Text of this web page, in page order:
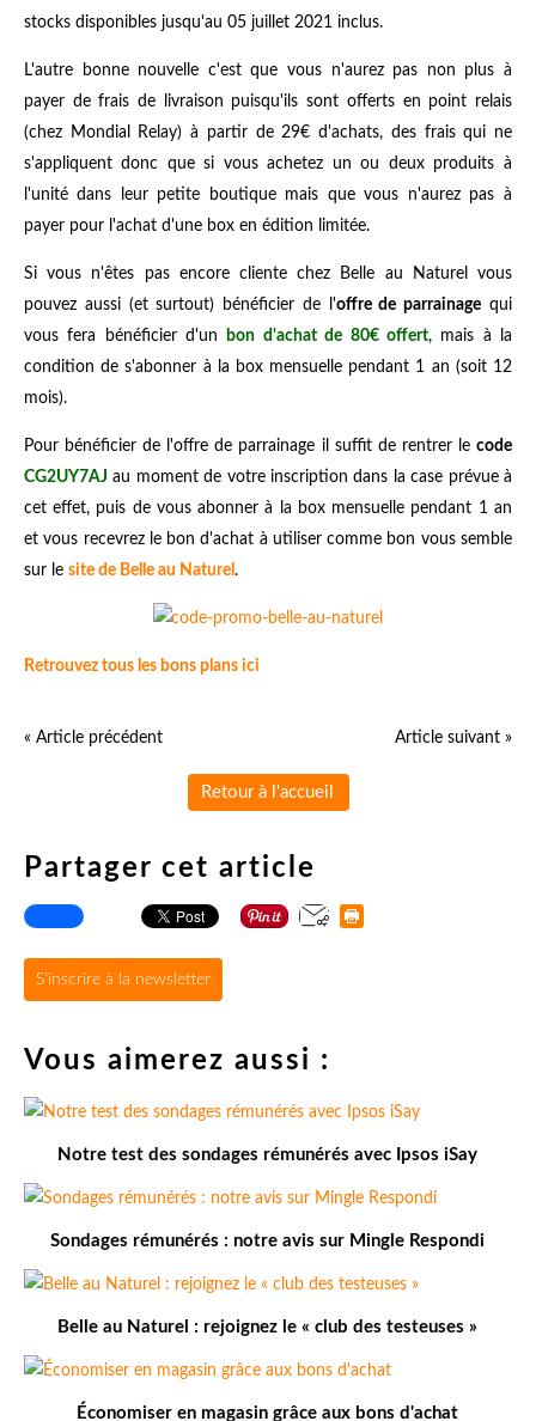
stocks disponibles jusqu'au 05 juillet 2021 inclus.
L'autre bonne nouvelle c'est que vous n'aurez pas non plus à
payer de frais de livraison puisqu'ils sont offerts en point relais
(chez Mondial Relay) à partir de 29€ d'achats, des frais qui ne
s'appliquent donc que si vous achetez un ou deux produits à
l'unité dans leur petite boutique mais que vous n'aurez pas à
payer pour l'achat d'une box en édition limitée.
Si vous n'êtes pas encore cliente chez Belle au Naturel vous
pouvez aussi (et surtout) bénéficier de l'offre de parrainage qui
vous fera bénéficier d'un
bon d'achat de 80€ offert, mais à la
condition de s'abonner à la box mensuelle pendant 1 an (soit 12
mois).
Pour bénéficier de l'offre de parrainage il suffit de rentrer le code
CG2UY7AJ au moment de votre inscription dans la case prévue à
cet effet, puis de vous abonner à la box mensuelle pendant 1 an
et vous recevrez le bon d'achat à utiliser comme bon vous semble
sur le site de Belle au Naturel .
Retrouvez tous les bons plans ici
« Article précédent Article suivant »
Retour à l'accueil
Partager cet article
S'inscrire à la newsletter
Vous aimerez aussi :
Notre test des sondages rémunérés avec Ipsos iSay
Sondages rémunérés : notre avis sur Mingle Respondi
Belle au Naturel : rejoignez le « club des testeuses »
Économiser en magasin grâce aux bons d'achat